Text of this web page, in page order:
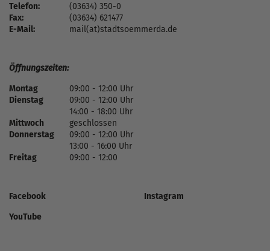
Telefon:
(03634) 350-0
Fax:
(03634) 621477
E-Mail:
mail(at)stadtsoemmerda.de
Öffnungszeiten:
Montag
09:00 - 12:00 Uhr
Dienstag
09:00 - 12:00 Uhr
14:00 - 18:00 Uhr
Mittwoch
geschlossen
Donnerstag
09:00 - 12:00 Uhr
13:00 - 16:00 Uhr
Freitag
09:00 - 12:00
Facebook
Instagram
YouTube